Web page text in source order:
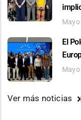
El
Mayo
Ver más noticias